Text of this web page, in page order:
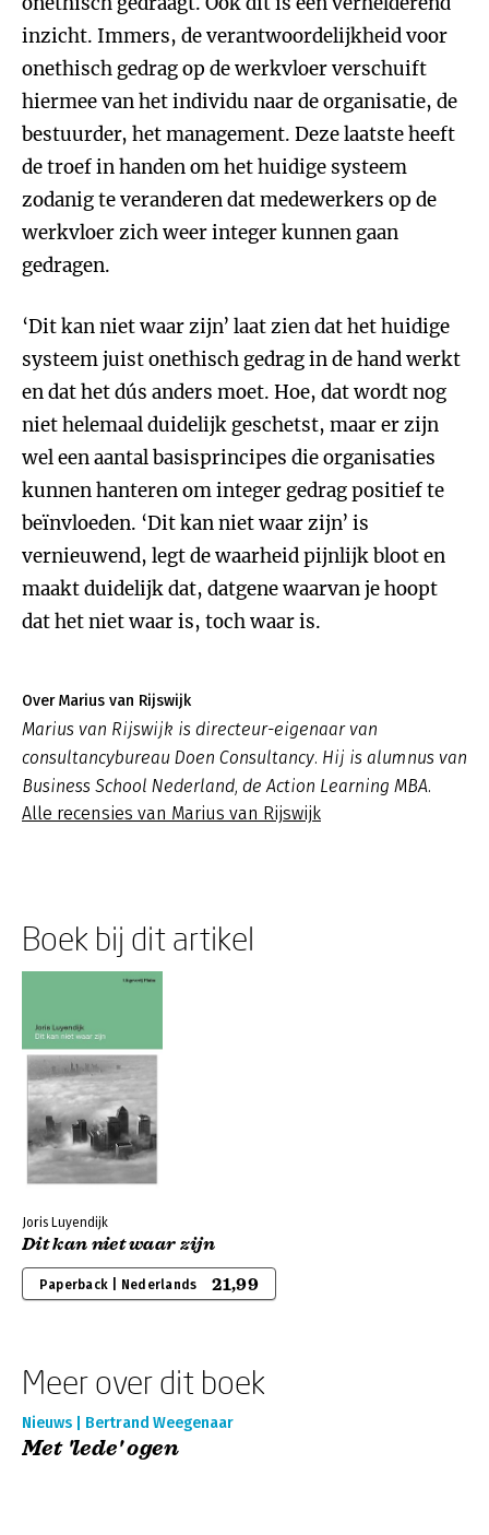
inzicht. Immers, de verantwoordelijkheid voor
onethisch gedrag op de werkvloer verschuift
hiermee van het individu naar de organisatie, de
bestuurder, het management. Deze laatste heeft
de troef in handen om het huidige systeem
zodanig te veranderen dat medewerkers op de
werkvloer zich weer integer kunnen gaan
gedragen.
‘Dit kan niet waar zijn’ laat zien dat het huidige
systeem juist onethisch gedrag in de hand werkt
en dat het dús anders moet. Hoe, dat wordt nog
niet helemaal duidelijk geschetst, maar er zijn
wel een aantal basisprincipes die organisaties
kunnen hanteren om integer gedrag positief te
beïnvloeden. ‘Dit kan niet waar zijn’ is
vernieuwend, legt de waarheid pijnlijk bloot en
maakt duidelijk dat, datgene waarvan je hoopt
dat het niet waar is, toch waar is.
Over Marius van Rijswijk
Marius van Rijswijk is directeur-eigenaar van
consultancybureau Doen Consultancy. Hij is alumnus van
Business School Nederland, de Action Learning MBA.
Alle recensies van Marius van Rijswijk
Boek bij dit artikel
Joris Luyendijk
Dit kan niet waar zijn
Paperback | Nederlands 21,99
Meer over dit boek
Nieuws | Bertrand Weegenaar
Met 'lede' ogen